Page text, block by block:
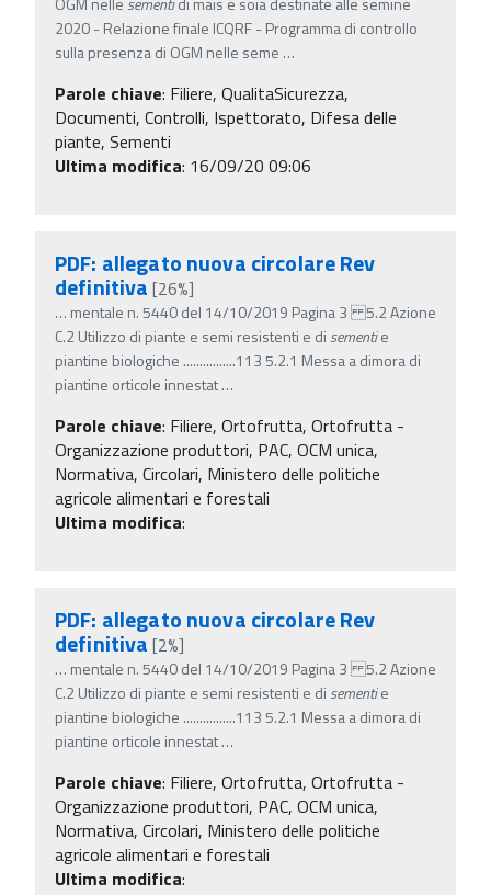
2020 - Relazione finale ICQRF - Programma di controllo
sulla presenza di OGM nelle seme …
Parole chiave: Filiere, QualitaSicurezza,
Documenti, Controlli, Ispettorato, Difesa delle
piante, Sementi
Ultima modifica: 16/09/20 09:06
PDF: allegato nuova circolare Rev
definitiva [26%]
… mentale n. 5440 del 14/10/2019 Pagina 3 5.2 Azione
C.2 Utilizzo di piante e semi resistenti e di sementie
piantine biologiche ................113 5.2.1 Messa a dimora di
piantine orticole innestat…
Parole chiave: Filiere, Ortofrutta, Ortofrutta -
Organizzazione produttori, PAC, OCM unica,
Normativa, Circolari, Ministero delle politiche
agricole alimentari e forestali
Ultima modifica:
PDF: allegato nuova circolare Rev
definitiva [2%]
… mentale n. 5440 del 14/10/2019 Pagina 3 5.2 Azione
C.2 Utilizzo di piante e semi resistenti e di sementie
piantine biologiche ................113 5.2.1 Messa a dimora di
piantine orticole innestat…
Parole chiave: Filiere, Ortofrutta, Ortofrutta -
Organizzazione produttori, PAC, OCM unica,
Normativa, Circolari, Ministero delle politiche
agricole alimentari e forestali
Ultima modifica: